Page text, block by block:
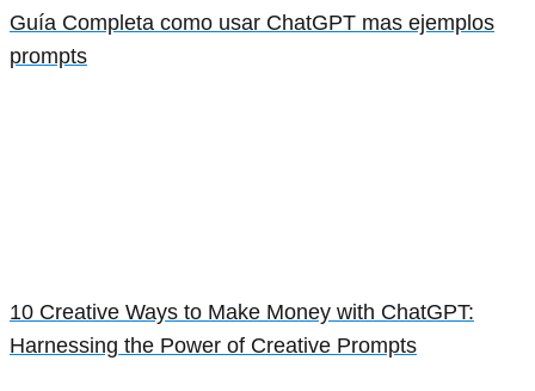
Guía Completa como usar ChatGPT mas ejemplos
prompts
10 Creative Ways to Make Money with ChatGPT:
Harnessing the Power of Creative Prompts